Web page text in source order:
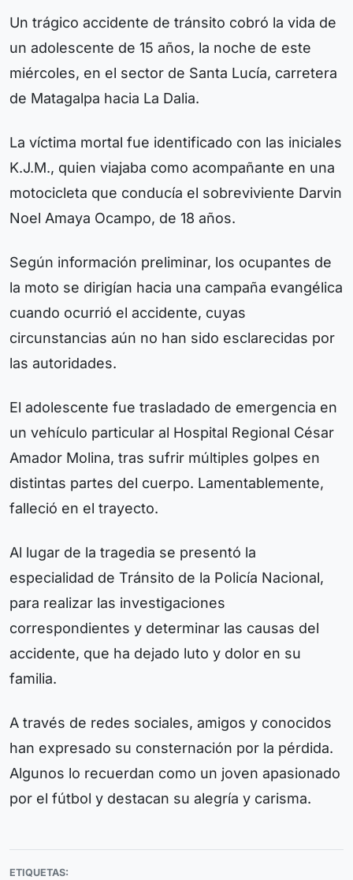
Un trágico accidente de tránsito cobró la vida de
un adolescente de 15 años, la noche de este
miércoles, en el sector de Santa Lucía, carretera
de Matagalpa hacia La Dalia.
La víctima mortal fue identificado con las iniciales
K.J.M., quien viajaba como acompañante en una
motocicleta que conducía el sobreviviente Darvin
Noel Amaya Ocampo, de 18 años.
Según información preliminar, los ocupantes de
la moto se dirigían hacia una campaña evangélica
cuando ocurrió el accidente, cuyas
circunstancias aún no han sido esclarecidas por
las autoridades.
El adolescente fue trasladado de emergencia en
un vehículo particular al Hospital Regional César
Amador Molina, tras sufrir múltiples golpes en
distintas partes del cuerpo. Lamentablemente,
falleció en el trayecto.
Al lugar de la tragedia se presentó la
especialidad de Tránsito de la Policía Nacional,
para realizar las investigaciones
correspondientes y determinar las causas del
accidente, que ha dejado luto y dolor en su
familia.
A través de redes sociales, amigos y conocidos
han expresado su consternación por la pérdida.
Algunos lo recuerdan como un joven apasionado
por el fútbol y destacan su alegría y carisma.
ETIQUETAS: